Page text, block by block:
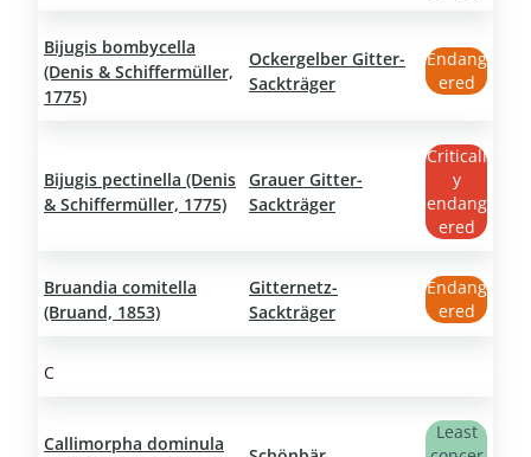
Bijugis bombycella
(Denis & Schiffermüller,
1775)
Ockergelber Gitter-
Sackträger
Endang
ered
Bijugis pectinella (Denis
& Schiffermüller, 1775)
Grauer Gitter-
Sackträger
Criticall
y
endang
ered
Bruandia comitella
(Bruand, 1853)
Gitternetz-
Sackträger
Endang
ered
C
Callimorpha dominula
Least